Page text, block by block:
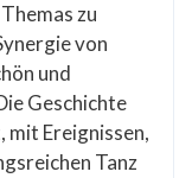
zu
von
und
Geschichte
Ereignissen,
Tanz